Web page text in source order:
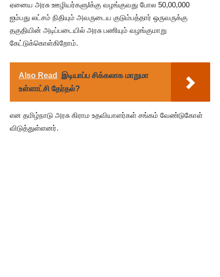
ஏனைய அரசு ஊழியர்களுIக்கு வழங்குவது போல 50,00,000
ஐம்பது லட்சம் நிதியும் அவருடைய குடும்பத்தார் ஒருவருக்கு
தகுதியின் அடிப்படையில் அரசு பணியும் வழங்குமாறு
கேட்டுக்கொள்கிறோம்.
Also Read
இடியாப்ப சிக்கலாக மாறுமா
உள்ளாட்சி தேர்தல்?
என தமிழ்நாடு அரசு கிராம உதவியாளர்கள் சங்கம் வேண்டுகோள்
விடுத்துள்ளனர்.